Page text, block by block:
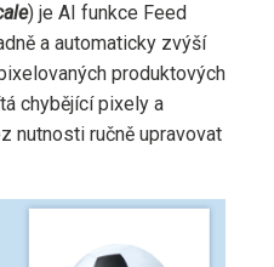
) je AI funkce Feed
a automaticky zvýší
produktových
chybějící pixely a
nutnosti ručně upravovat